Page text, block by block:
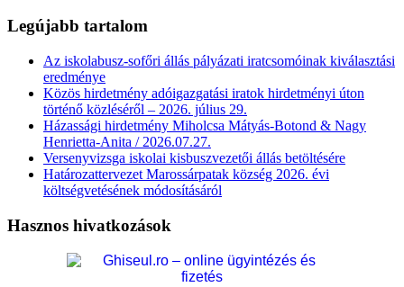
Legújabb tartalom
Az iskolabusz-sofőri állás pályázati iratcsomóinak kiválasztási
eredménye
Közös hirdetmény adóigazgatási iratok hirdetményi úton
történő közléséről – 2026. július 29.
Házassági hirdetmény Miholcsa Mátyás-Botond & Nagy
Henrietta-Anita / 2026.07.27.
Versenyvizsga iskolai kisbuszvezetői állás betöltésére
Határozattervezet Marossárpatak község 2026. évi
költségvetésének módosításáról
Hasznos hivatkozások